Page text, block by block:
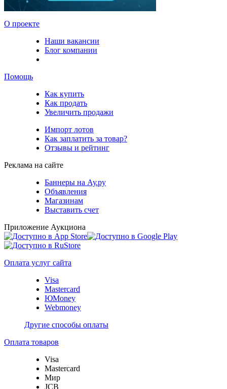
О проекте
Наши вакансии
Блог компании
Помощь
Как купить
Как продать
Увеличить продажи
Импорт лотов
Как заплатить за товар?
Отзывы и рейтинг
Реклама на сайте
Баннеры на Ау.ру
Объявления
Магазинам
Выставить счет
Приложение Аукциона
Оплата услуг сайта
Visa
Mastercard
ЮMoney
Webmoney
Другие способы оплаты
Оплата товаров
Visa
Mastercard
Мир
JCB